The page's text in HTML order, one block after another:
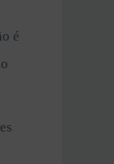
é